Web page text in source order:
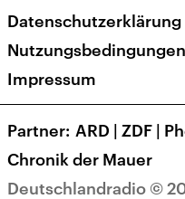
Veranstaltungen
Presse
Karriere
Transparenz
Deutschlandradio ©
Datenschutzerklärung
Nutzungsbedingungen
Impressum
Partner ARD | ZDF |
Chronik der Mauer